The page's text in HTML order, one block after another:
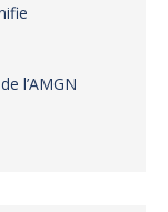
l’AMGN